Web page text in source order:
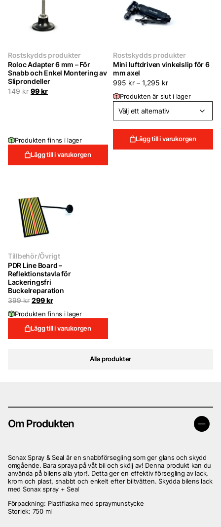
Alla produkter
Rostskydds produkter
Roloc Adapter 6 mm – För
Snabb och Enkel Montering av
Sliprondeller
149kr Det
99krDet
Produkten finns i lager
Lägg till i varukorgen
Rostskydds produkter
Mini luftdriven vinkelslip för 6
mm axel
995 kr – 1,295 kr
Produkten är slut i lager
Lägg till i varukorgen
Tillbehör/Övrigt
PDR Line Board –
Reflektionstavla för
Lackeringsfri
Buckelreparation
399kr Det
priset
399 kr.
299krDet
priset
299 kr.
Produkten finns i lager
Lägg till i varukorgen
Om Produkten
Sonax Spray & Seal är en snabbförsegling som ger glans och skydd
omgående. Bara spraya på våt bil och skölj av! Denna produkt kan du
använda på bilens alla ytor!. Detta ger en effektiv försegling av lack,
krom och plast, snabbt och enkelt efter biltvätten. Skydda bilens lack
med Sonax spray + Seal
Förpackning: Plastflaska med spraymunstycke
Storlek: 750 ml